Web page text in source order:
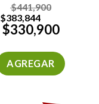
$441,900
$383,844
$330,900
AGREGAR